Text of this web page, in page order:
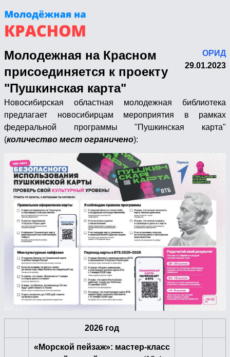
Молодежная на Красном
присоединяется к проекту
"Пушкинская карта"
ОРИД
29.01.2023
Новосибирская областная молодежная библиотека
предлагает новосибирцам мероприятия в рамках
федеральной программы "Пушкинская карта"
(количество мест ограничено):
2026 год
«Морской пейзаж»: мастер-класс